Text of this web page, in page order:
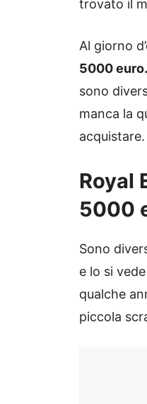
trovato il
Al giorno
5000 euro.
sono
manca la
acquistare.
Royal
5000
Sono
e lo si
qualche
piccola